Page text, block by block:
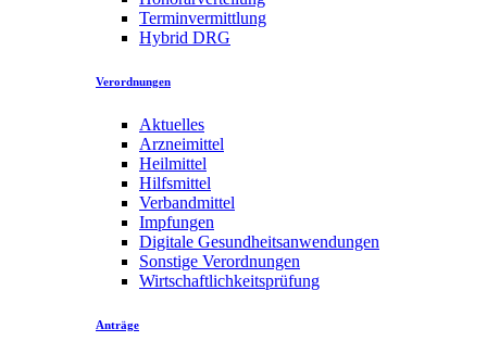
Terminvermittlung
Hybrid DRG
Verordnungen
Aktuelles
Arzneimittel
Heilmittel
Hilfsmittel
Verbandmittel
Impfungen
Digitale Gesundheitsanwendungen
Sonstige Verordnungen
Wirtschaftlichkeitsprüfung
Anträge